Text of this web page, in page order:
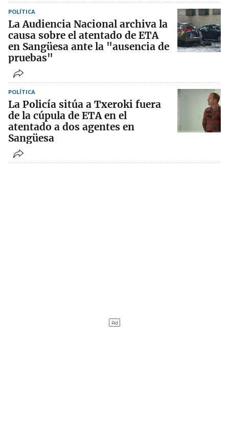
POLÍTICA
La Audiencia Nacional archiva la
causa sobre el atentado de ETA
en Sangüesa ante la "ausencia de
pruebas"
POLÍTICA
La Policía sitúa a Txeroki fuera
de la cúpula de ETA en el
atentado a dos agentes en
Sangüesa